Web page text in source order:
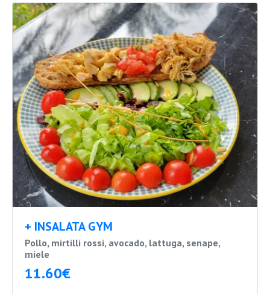
+ INSALATA GYM
Pollo, mirtilli rossi, avocado, lattuga, senape,
miele
11.60€